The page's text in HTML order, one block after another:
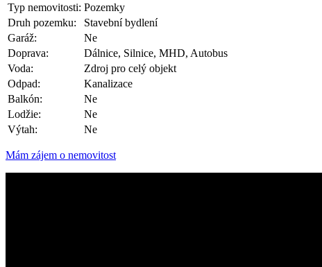
Typ nemovitosti: Pozemky
Druh pozemku:
Stavební bydlení
Garáž:
Ne
Doprava:
Dálnice, Silnice, MHD, Autobus
Voda:
Zdroj pro celý objekt
Odpad:
Kanalizace
Balkón:
Ne
Lodžie:
Ne
Výtah:
Ne
Mám zájem o nemovitost